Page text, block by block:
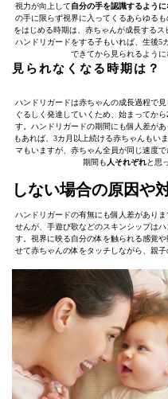
視力が向上して自分の手を認識するように
の手に限らず視界に入ってくるあらゆる
をはじめる時期は、赤ちゃんが成長する
ハンドリガードをする子もいれば、生後5
できてから見られるように
見られなくなる時期は？
ハンドリガードは赤ちゃんの成長過程で
ぐるしく発達していくため、始まってから
す。ハンドリガードの期間にも個人差が
もあれば、3カ月以上続ける赤ちゃんもい
マもいますが、赤ちゃん全員が同じ速度
期間も 人それぞれと思
しない場合の原因や
ハンドリガードの有無にも個人差があり
せんが、手遊び歌などのスキンシップは
す。視界に映る自分の体を触られる感覚
せて赤ちゃんの体をタッチしながら、親